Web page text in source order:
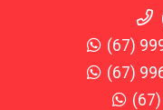
(67)
(67)